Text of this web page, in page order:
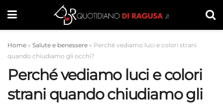
Home » Salute e benessere » Perché vediamo luci e colori strani
quando chiudiamo gli occhi?
Perché vediamo luci e colori
strani quando chiudiamo gli